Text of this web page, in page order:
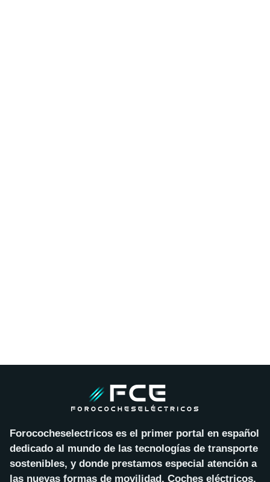
Forococheselectricos es el primer portal en español
dedicado al mundo de las tecnologías de transporte
sostenibles, y donde prestamos especial atención a
las nuevas formas de movilidad. Coches eléctricos,